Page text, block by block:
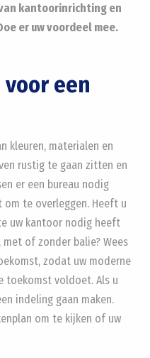
kantoorinrichting en
er uw voordeel mee.
een
kleuren, materialen en
rustig te gaan zitten en
er een bureau nodig
om te overleggen. Heeft u
uw kantoor nodig heeft
of zonder balie? Wees
zodat uw moderne
toekomst voldoet. Als u
indeling gaan maken.
om te kijken of uw